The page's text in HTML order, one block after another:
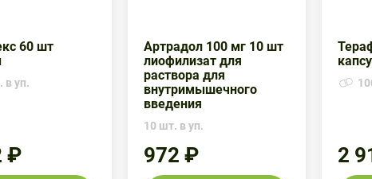
60 шт
в уп.
₽
Артрадол 100 мг 10 шт
лиофилизат для
раствора для
внутримышечного
введения
10 шт. в уп.
972 ₽ 2